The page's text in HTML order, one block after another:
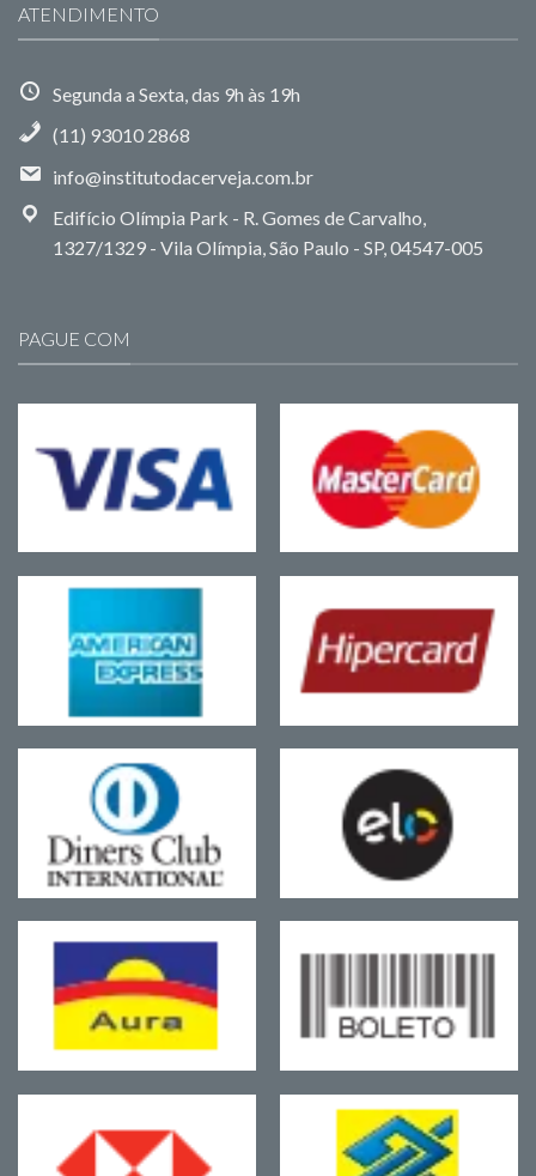
ATENDIMENTO
Segunda a Sexta, das 9h às 19h
(11) 93010 2868
info@institutodacerveja.com.br
Edifício Olímpia Park - R. Gomes de Carvalho,
1327/1329 - Vila Olímpia, São Paulo - SP, 04547-005
PAGUE COM